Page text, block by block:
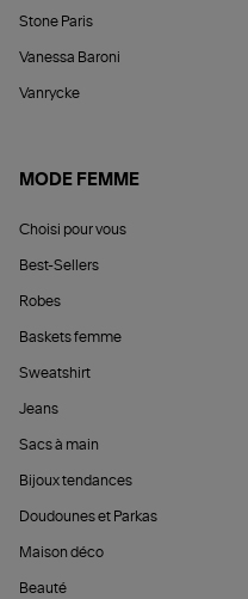
Stone Paris
Vanessa Baroni
Vanrycke
MODE FEMME
Choisi pour vous
Best-Sellers
Robes
Baskets femme
Sweatshirt
Jeans
Sacs à main
Bijoux tendances
Doudounes et Parkas
Maison déco
Beauté